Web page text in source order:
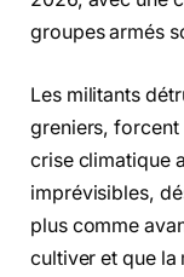
groupes armés
Les militants
greniers, forcent
crise climatique
imprévisibles,
plus comme
cultiver et que la